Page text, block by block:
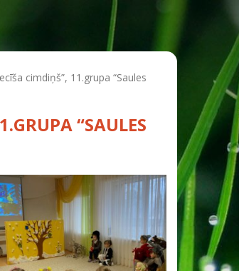
cimdiņš”, 11.grupa “Saules
“SAULES